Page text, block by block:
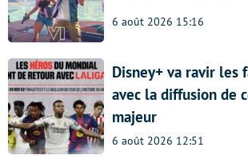
6 août 2026 15:16
Disney+ va ravir les
avec la diffusion de
majeur
6 août 2026 12:51